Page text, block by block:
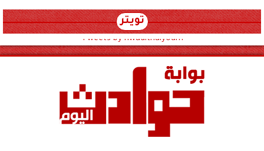
تويتر
Tweets by hwadithalyoum